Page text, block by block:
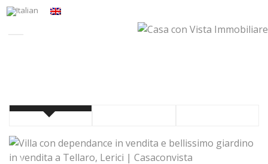
Precendete